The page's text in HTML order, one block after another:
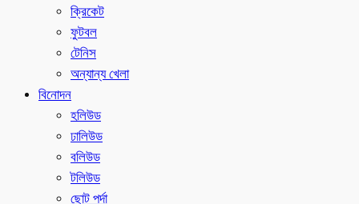
ক্রিকেট
ফুটবল
টেনিস
অন্যান্য খেলা
বিনোদন
হলিউড
ঢালিউড
বলিউড
টলিউড
ছোট পর্দা